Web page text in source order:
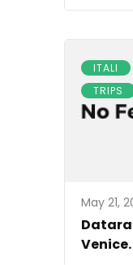
ITALI
TRIPS
May 21,
Venice.